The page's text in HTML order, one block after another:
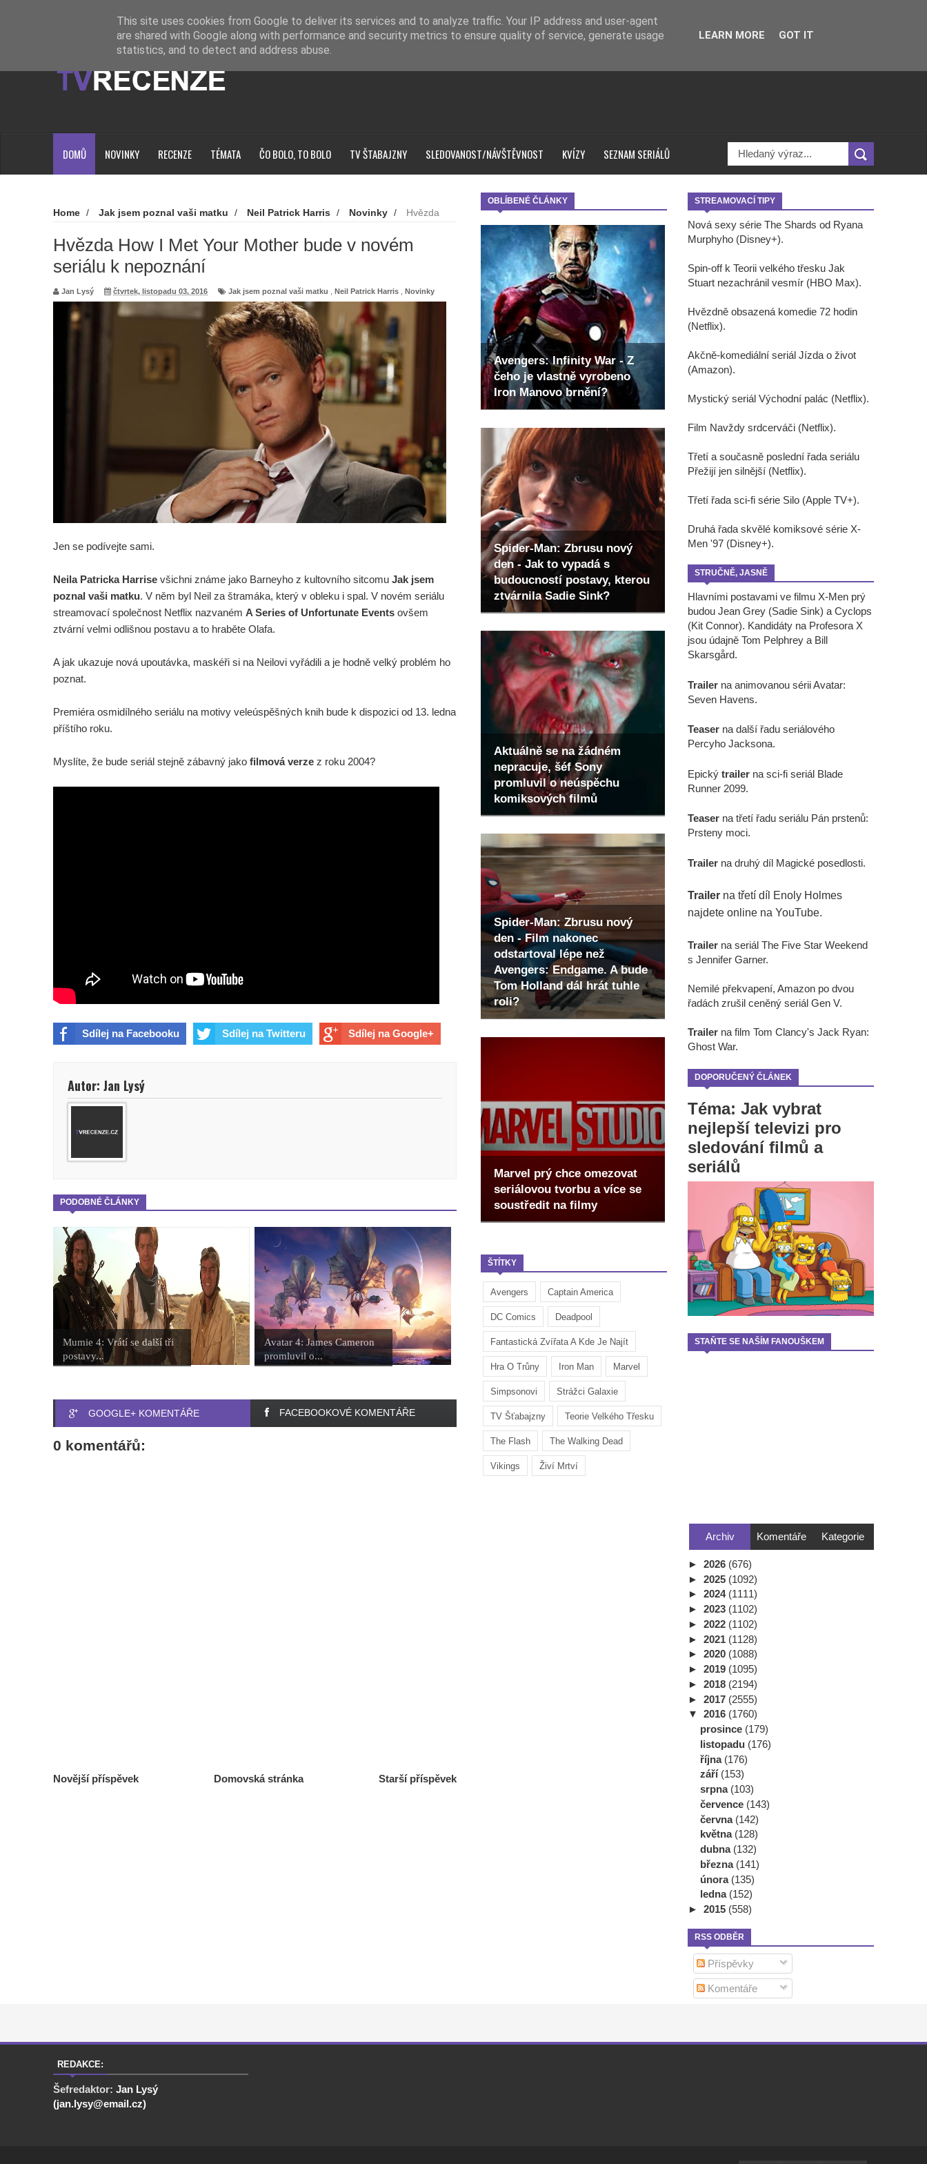
Loading...
DOMŮ NOVINKY RECENZE TÉMATA ČO BOLO, TO BOLO TV ŠTABAJZNY SLEDOVANOST/NÁVŠTĚVNOST KVÍZY SEZNAM SERIÁLŮ
OBLÍBENÉ ČLÁNKY
Avengers: Infinity War - Z
čeho je vlastně vyrobeno
Iron Manovo brnění?
Spider-Man: Zbrusu nový
den - Jak to vypadá s
budoucností postavy, kterou
ztvárnila Sadie Sink?
Aktuálně se na žádném
nepracuje, šéf Sony
promluvil o neúspěchu
komiksových filmů
Spider-Man: Zbrusu nový
den - Film nakonec
odstartoval lépe než
Avengers: Endgame. A bude
Tom Holland dál hrát tuhle
roli?
Marvel prý chce omezovat
seriálovou tvorbu a více se
soustředit na filmy
ŠTÍTKY
Avengers Captain America
DC Comics Deadpool
Fantastická Zvířata A Kde Je Najít
Hra O Trůny Iron Man Marvel
Simpsonovi Strážci Galaxie
TV Šťabajzny Teorie Velkého Třesku
The Flash The Walking Dead
Vikings Živí Mrtví
Home / Jak jsem poznal vaši matku / Neil Patrick Harris / Novinky /
Hvězda
Hvězda How I Met Your Mother bude v novém
seriálu k nepoznání
Jan Lysý čtvrtek, listopadu 03, 2016 Jak jsem poznal vaši matku Neil Patrick Harris Novinky
Jen se podívejte sami.
Neila Patricka Harrise všichni známe jako Barneyho z kultovního sitcomu Jak jsem
poznal vaši matku. V něm byl Neil za štramáka, který v obleku i spal. V novém seriálu
streamovací společnost Netflix nazvaném A Series of Unfortunate Events ovšem
ztvární velmi odlišnou postavu a to hraběte Olafa.
A jak ukazuje nová upoutávka, maskéři si na Neilovi vyřádili a je hodně velký problém ho
poznat.
Premiéra osmidílného seriálu na motivy veleúspěšných knih bude k dispozici od 13. ledna
příštího roku.
Myslíte, že bude seriál stejně zábavný jako filmová verze z roku 2004?
Sdílej na Facebooku Sdílej na Twitteru Sdílej na Google+
Autor: Jan Lysý
PODOBNÉ ČLÁNKY
Mumie 4: Vrátí se další tři
postavy...
Avatar 4: James Cameron
promluvil o...
GOOGLE+ KOMENTÁŘE FACEBOOKOVÉ KOMENTÁŘE
0 komentářů:
Novější příspěvek Starší příspěvek
Domovská stránka
STREAMOVACÍ TIPY
Nová sexy série The Shards od Ryana
Murphyho (Disney+).
Spin-off k Teorii velkého třesku Jak
Stuart nezachránil vesmír (HBO Max).
Hvězdně obsazená komedie 72 hodin
(Netflix).
Akčně-komediální seriál Jízda o život
(Amazon).
Mystický seriál Východní palác (Netflix).
Film Navždy srdcerváči (Netflix).
Třetí a současně poslední řada seriálu
Přežijí jen silnější (Netflix).
Třetí řada sci-fi série Silo (Apple TV+).
Druhá řada skvělé komiksové série X-
Men '97 (Disney+).
STRUČNĚ, JASNĚ
Hlavními postavami ve filmu X-Men prý
budou Jean Grey (Sadie Sink) a Cyclops
(Kit Connor). Kandidáty na Profesora X
jsou údajně Tom Pelphrey a Bill
Skarsgård.
Trailer na animovanou sérii Avatar:
Seven Havens.
Teaser na další řadu seriálového
Percyho Jacksona.
Epický trailer na sci-fi seriál Blade
Runner 2099.
Teaser na třetí řadu seriálu Pán prstenů:
Prsteny moci.
Trailer na druhý díl Magické posedlosti.
Trailer na třetí díl Enoly Holmes
najdete online na YouTube.
Trailer na seriál The Five Star Weekend
s Jennifer Garner.
Nemilé překvapení, Amazon po dvou
řadách zrušil ceněný seriál Gen V.
Trailer na film Tom Clancy's Jack Ryan:
Ghost War.
DOPORUČENÝ ČLÁNEK
Téma: Jak vybrat
nejlepší televizi pro
sledování filmů a
seriálů
STAŇTE SE NAŠÍM FANOUŠKEM
Archiv Komentáře Kategorie
► 2026 (676)
► 2025 (1092)
► 2024 (1111)
► 2023 (1102)
► 2022 (1102)
► 2021 (1128)
► 2020 (1088)
► 2019 (1095)
► 2018 (2194)
► 2017 (2555)
▼ 2016 (1760)
prosince (179)
listopadu (176)
října (176)
září (153)
srpna (103)
července (143)
června (142)
května (128)
dubna (132)
března (141)
února (135)
ledna (152)
► 2015 (558)
RSS ODBĚR
Příspěvky
Komentáře
REDAKCE:
Šefredaktor: Jan Lysý
(jan.lysy@email.cz)
This site uses cookies from Google to deliver its services and to analyze traffic. Your IP address and user-agent
are shared with Google along with performance and security metrics to ensure quality of service, generate usage
statistics, and to detect and address abuse.
LEARN MORE GOT IT